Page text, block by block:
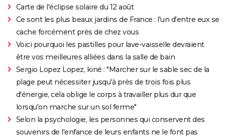
Carte de l'éclipse solaire du 12 août
Ce sont les plus beaux jardins de France : l'un d'entre eux se
cache forcément près de chez vous
Voici pourquoi les pastilles pour lave-vaisselle devraient
être vos meilleures alliées dans la salle de bain
Sergio Lopez Lopez, kiné : "Marcher sur le sable sec de la
plage peut nécessiter jusqu'à près de trois fois plus
d'énergie, cela oblige le corps à travailler plus dur que
lorsqu'on marche sur un sol ferme"
Selon la psychologie, les personnes qui conservent des
souvenirs de l'enfance de leurs enfants ne le font pas